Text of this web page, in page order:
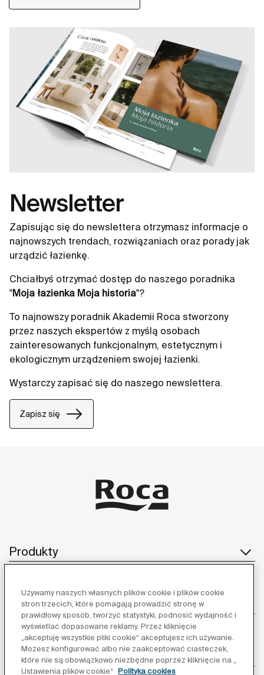
bidety Inspira.
Newsletter
Zapisując się do newslettera otrzymasz informacje o
najnowszych trendach, rozwiązaniach oraz porady jak
urządzić łazienkę.
Chciałbyś otrzymać dostęp do naszego poradnika
"Moja łazienka Moja historia"?
To najnowszy poradnik Akademii Roca stworzony
przez naszych ekspertów z myślą osobach
zainteresowanych funkcjonalnym, estetycznym i
ekologicznym urządzeniem swojej łazienki.
Wystarczy zapisać się do naszego newslettera.
Zapisz się
Produkty
Obsługa klienta
O nas
Używamy naszych własnych plików cookie i plików cookie
stron trzecich, które pomagają prowadzić stronę w
prawidłowy sposób, tworzyć statystyki, podnosić wydajność i
wyświetlać dopasowane reklamy. Przez kliknięcie
„akceptuję wszystkie pliki cookie“ akceptujesz ich używanie.
Możesz konfigurować albo nie zaakceptować ciasteczek,
które nie są obowiązkowo niezbędne poprzez kliknięcie na „
Ustawienia plików cookie“
Polityka cookies